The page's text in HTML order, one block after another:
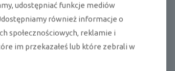
udostępniać funkcje mediów
również informacje o
społecznościowych, reklamie i
im przekazałeś lub które zebrali w